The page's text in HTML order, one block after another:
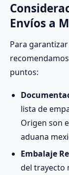
Envíos a
Para
puntos:
lista de
Origen son
aduana
Embalaje
del trayecto